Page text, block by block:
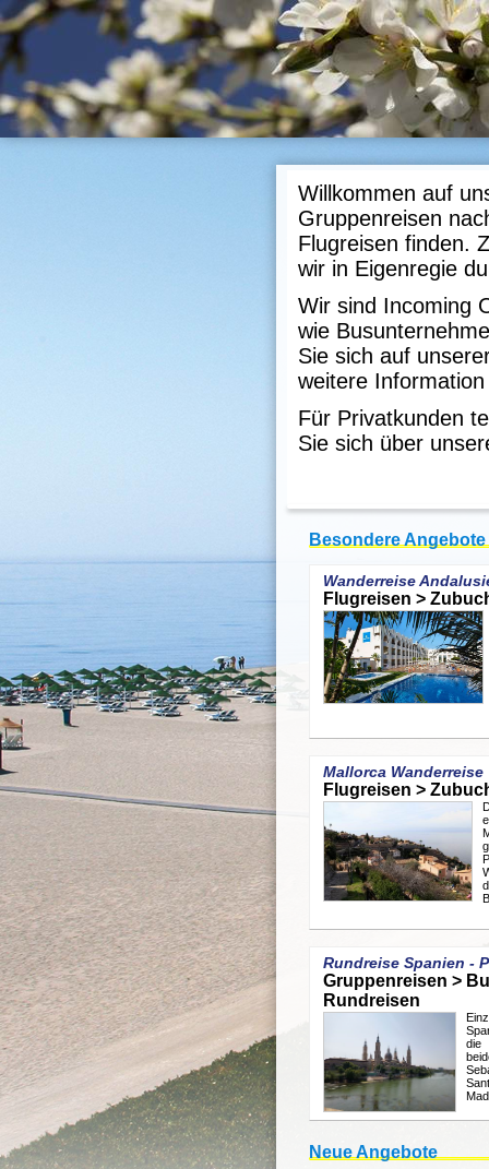
Willkommen auf
Gruppenreisen
Flugreisen finden.
wir in Eigenregie
Wir sind Incoming
wie
Sie sich auf
weitere
Für Privatkunden
Sie sich über
Besondere Angebote
Wanderreise
Flugreisen >
Mallorca Wanderreise
Flugreisen >
Rundreise Spanien -
Gruppenreisen >
Rundreisen
die
Neue Angebote